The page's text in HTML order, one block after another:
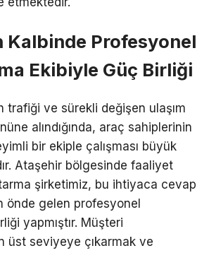
Kalbinde Profesyonel
Ekibiyle Güç Birliği
trafiği ve sürekli değişen ulaşım
alındığında, araç sahiplerinin
bir ekiple çalışması büyük
Ataşehir bölgesinde faaliyet
şirketimiz, bu ihtiyaca cevap
önde gelen profesyonel
yapmıştır. Müşteri
üst seviyeye çıkarmak ve